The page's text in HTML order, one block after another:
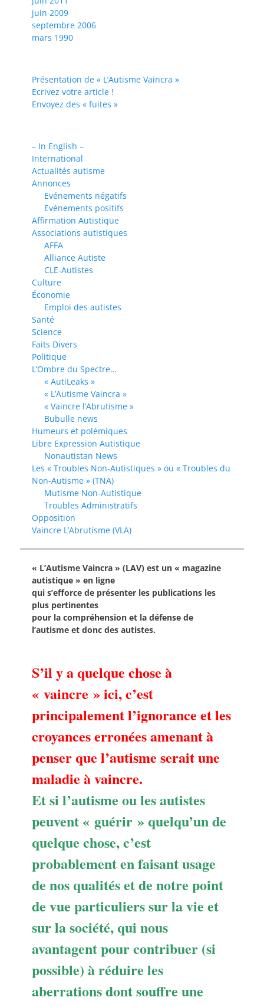
juin 2009
septembre 2006
mars 1990
Présentation de « L’Autisme Vaincra »
Ecrivez votre article !
Envoyez des « fuites »
– In English –
International
Actualités autisme
Annonces
Evénements négatifs
Evénements positifs
Affirmation Autistique
Associations autistiques
AFFA
Alliance Autiste
CLE-Autistes
Culture
Économie
Emploi des autistes
Santé
Science
Faits Divers
Politique
L’Ombre du Spectre…
« AutiLeaks »
« L’Autisme Vaincra »
« Vaincre l’Abrutisme »
Bubulle news
Humeurs et polémiques
Libre Expression Autistique
Nonautistan News
Les « Troubles Non-Autistiques » ou « Troubles du
Non-Autisme » (TNA)
Mutisme Non-Autistique
Troubles Administratifs
Opposition
Vaincre L’Abrutisme (VLA)
« L’Autisme Vaincra » (LAV) est un « magazine
autistique » en ligne
qui s’efforce de présenter les publications les
plus pertinentes
pour la compréhension et la défense de
l’autisme et donc des autistes.
S’il y a quelque chose à
« vaincre » ici, c’est
principalement l’ignorance et les
croyances erronées amenant à
penser que l’autisme serait une
maladie à vaincre.
Et si l’autisme ou les autistes
peuvent « guérir » quelqu’un de
quelque chose, c’est
probablement en faisant usage
de nos qualités et de notre point
de vue particuliers sur la vie et
sur la société, qui nous
avantagent pour contribuer (si
possible) à réduire les
aberrations dont souffre une